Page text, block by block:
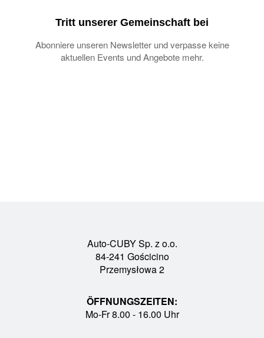
Tritt unserer Gemeinschaft bei
Abonniere unseren Newsletter und verpasse keine
aktuellen Events und Angebote mehr.
Auto-CUBY Sp. z o.o.
84-241 Gościcino
Przemysłowa 2
ÖFFNUNGSZEITEN:
Mo-Fr 8.00 - 16.00 Uhr